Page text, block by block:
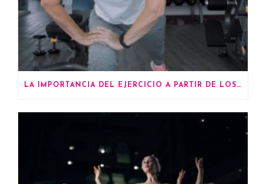
LA IMPORTANCIA DEL EJERCICIO A PARTIR DE LOS 60 AÑOS